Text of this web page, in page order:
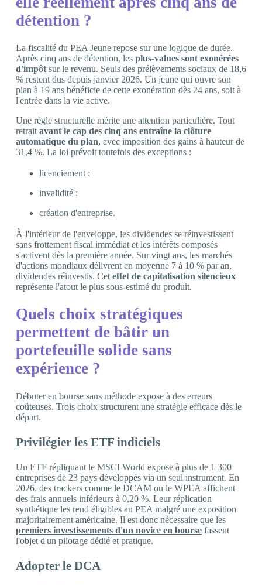
détention ?
La fiscalité du PEA Jeune repose sur une logique de durée.
Après cinq ans de détention, les plus-values sont exonérées
d'impôt sur le revenu. Seuls des prélèvements sociaux de 18,6
% restent dus depuis janvier 2026. Un jeune qui ouvre son
plan à 19 ans bénéficie de cette exonération dès 24 ans, soit à
l'entrée dans la vie active.
Une règle structurelle mérite une attention particulière. Tout
retrait avant le cap des cinq ans entraîne la clôture
automatique du plan, avec imposition des gains à hauteur de
31,4 %. La loi prévoit toutefois des exceptions :
licenciement ;
invalidité ;
création d'entreprise.
À l'intérieur de l'enveloppe, les dividendes se réinvestissent
sans frottement fiscal immédiat et les intérêts composés
s'activent dès la première année. Sur vingt ans, les marchés
d'actions mondiaux délivrent en moyenne 7 à 10 % par an,
dividendes réinvestis. Cet effet de capitalisation silencieux
représente l'atout le plus sous-estimé du produit.
Quels choix stratégiques
permettent de bâtir un
portefeuille solide sans
expérience ?
Débuter en bourse sans méthode expose à des erreurs
coûteuses. Trois choix structurent une stratégie efficace dès le
départ.
Privilégier les ETF indiciels
Un ETF répliquant le MSCI World expose à plus de 1 300
entreprises de 23 pays développés via un seul instrument. En
2026, des trackers comme le DCAM ou le WPEA affichent
des frais annuels inférieurs à 0,20 %. Leur réplication
synthétique les rend éligibles au PEA malgré une exposition
majoritairement américaine. Il est donc nécessaire que les
premiers investissements d'un novice en bourse fassent
l'objet d'un pilotage dédié et pratique.
Adopter le DCA